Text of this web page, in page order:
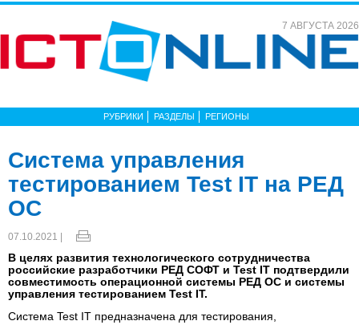
7 АВГУСТА 2026
РУБРИКИ РАЗДЕЛЫ РЕГИОНЫ
Система управления
тестированием Test IT на РЕД
ОС
07.10.2021 |
В целях развития технологического сотрудничества
российские разработчики РЕД СОФТ и Test IT подтвердили
совместимость операционной системы РЕД ОС и системы
управления тестированием Test IT.
Система Test IT предназначена для тестирования,